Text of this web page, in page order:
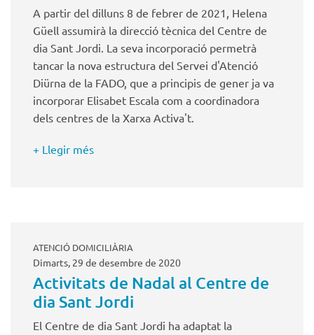
A partir del dilluns 8 de febrer de 2021, Helena
Güell assumirà la direcció tècnica del Centre de
dia Sant Jordi. La seva incorporació permetrà
tancar la nova estructura del Servei d'Atenció
Diürna de la FADO, que a principis de gener ja va
incorporar Elisabet Escala com a coordinadora
dels centres de la Xarxa Activa't.
+ Llegir més
ATENCIÓ DOMICILIÀRIA
Dimarts, 29 de desembre de 2020
Activitats de Nadal al Centre de
dia Sant Jordi
El Centre de dia Sant Jordi ha adaptat la